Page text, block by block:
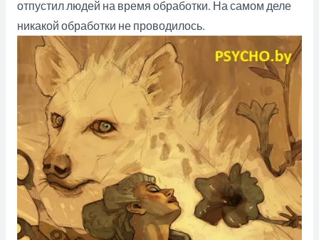
отпустил людей на время обработки. На самом деле
никакой обработки не проводилось.